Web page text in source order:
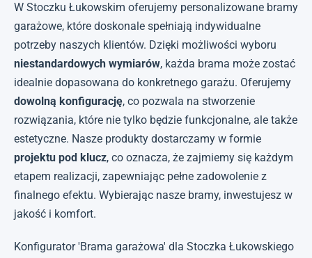
W Stoczku Łukowskim oferujemy personalizowane bramy
garażowe, które doskonale spełniają indywidualne
potrzeby naszych klientów. Dzięki możliwości wyboru
niestandardowych wymiarów, każda brama może zostać
idealnie dopasowana do konkretnego garażu. Oferujemy
dowolną konfigurację, co pozwala na stworzenie
rozwiązania, które nie tylko będzie funkcjonalne, ale także
estetyczne. Nasze produkty dostarczamy w formie
projektu pod klucz, co oznacza, że zajmiemy się każdym
etapem realizacji, zapewniając pełne zadowolenie z
finalnego efektu. Wybierając nasze bramy, inwestujesz w
jakość i komfort.
Konfigurator 'Brama garażowa' dla Stoczka Łukowskiego